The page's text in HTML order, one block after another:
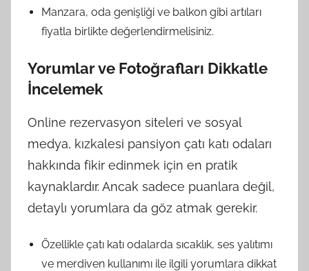
Manzara, oda genişliği ve balkon gibi artıları
fiyatla birlikte değerlendirmelisiniz.
Yorumlar ve Fotoğrafları Dikkatle
İncelemek
Online rezervasyon siteleri ve sosyal
medya, kızkalesi pansiyon çatı katı odaları
hakkında fikir edinmek için en pratik
kaynaklardır. Ancak sadece puanlara değil,
detaylı yorumlara da göz atmak gerekir.
Özellikle çatı katı odalarda sıcaklık, ses yalıtımı
ve merdiven kullanımı ile ilgili yorumlara dikkat